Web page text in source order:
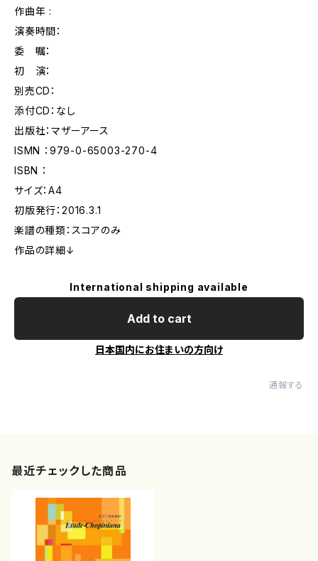
作曲年 :
演奏時間：
委 嘱：
初 演：
別売CD：
添付CD：なし
出版社：マザーアース
ISMN ：979-0-65003-270-4
ISBN ：
サイズ：A4
初版発行：2016.3.1
楽譜の種類：スコアのみ
作品の詳細↓
International shipping available
Add to cart
日本国内にお住まいの方向け
通報する
最近チェックした商品